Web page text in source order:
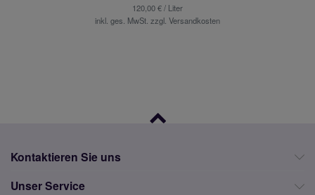
120,00 € / Liter
inkl. ges. MwSt. zzgl. Versandkosten
Kontaktieren Sie uns
Unser Service